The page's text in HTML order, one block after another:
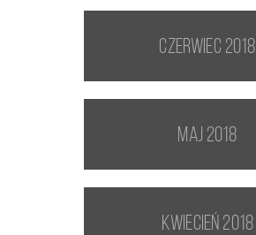
czerwiec 2018
maj 2018
kwiecień 2018